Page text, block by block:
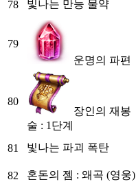
78
빛나는 만능 물약
79
운명의 파편
80
장인의 재봉
술 : 1단계
81 빛나는 파괴 폭탄
82
혼돈의 젬 : 왜곡 (영웅)